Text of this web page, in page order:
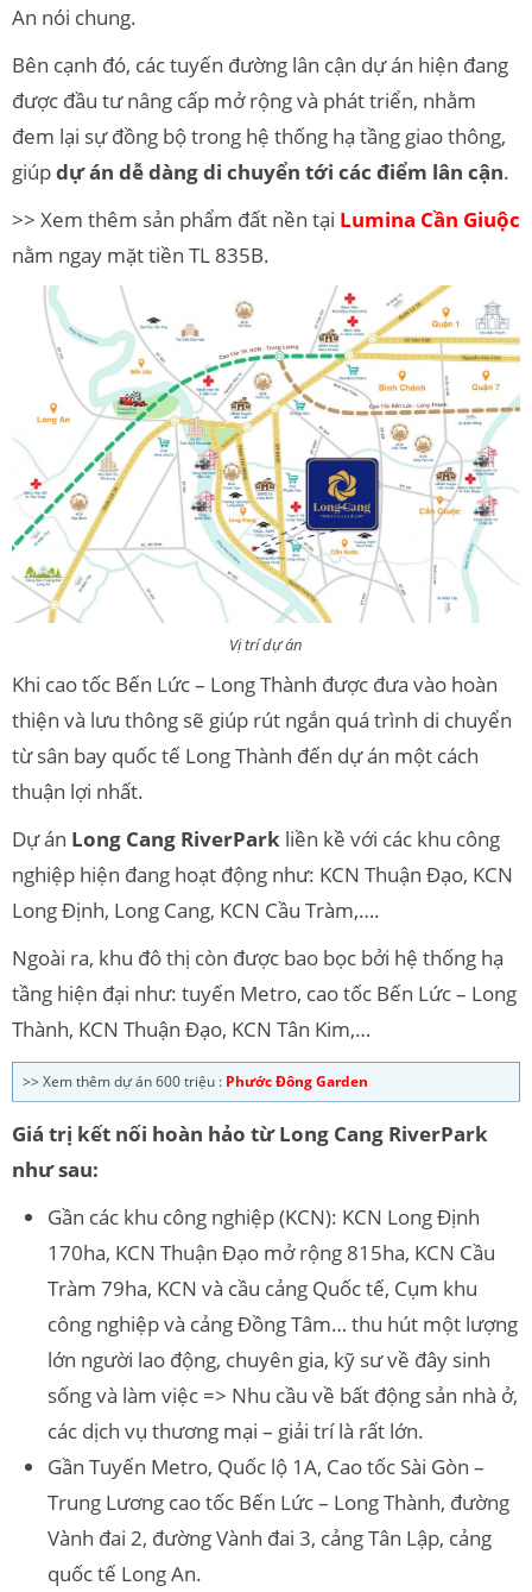
An nói chung.
Bên cạnh đó, các tuyến đường lân cận dự án hiện đang
được đầu tư nâng cấp mở rộng và phát triển, nhằm
đem lại sự đồng bộ trong hệ thống hạ tầng giao thông,
giúpdự án dễ dàng di chuyển tới các điểm lân cận.
>> Xem thêm sản phẩm đất nền tại Lumina Cần Giuộc
nằm ngay mặt tiền TL 835B.
Vị trí dự án
Khi cao tốc Bến Lức – Long Thành được đưa vào hoàn
thiện và lưu thông sẽ giúp rút ngắn quá trình di chuyển
từ sân bay quốc tế Long Thành đến dự án một cách
thuận lợi nhất.
Dự án Long Cang RiverPark liền kề với các khu công
nghiệp hiện đang hoạt động như: KCN Thuận Đạo, KCN
Long Định, Long Cang, KCN Cầu Tràm,….
Ngoài ra, khu đô thị còn được bao bọc bởi hệ thống hạ
tầng hiện đại như: tuyến Metro, cao tốc Bến Lức – Long
Thành, KCN Thuận Đạo, KCN Tân Kim,…
>> Xem thêm dự án 600 triệu : Phước Đông Garden
Giá trị kết nối hoàn hảo từ Long Cang RiverPark
như sau:
Gần các khu công nghiệp (KCN): KCN Long Định
170ha, KCN Thuận Đạo mở rộng 815ha, KCN Cầu
Tràm 79ha, KCN và cầu cảng Quốc tế, Cụm khu
công nghiệp và cảng Đồng Tâm… thu hút một lượng
lớn người lao động, chuyên gia, kỹ sư về đây sinh
sống và làm việc => Nhu cầu về bất động sản nhà ở,
các dịch vụ thương mại – giải trí là rất lớn.
Gần Tuyến Metro, Quốc lộ 1A, Cao tốc Sài Gòn –
Trung Lương cao tốc Bến Lức – Long Thành, đường
Vành đai 2, đường Vành đai 3, cảng Tân Lập, cảng
quốc tế Long An.